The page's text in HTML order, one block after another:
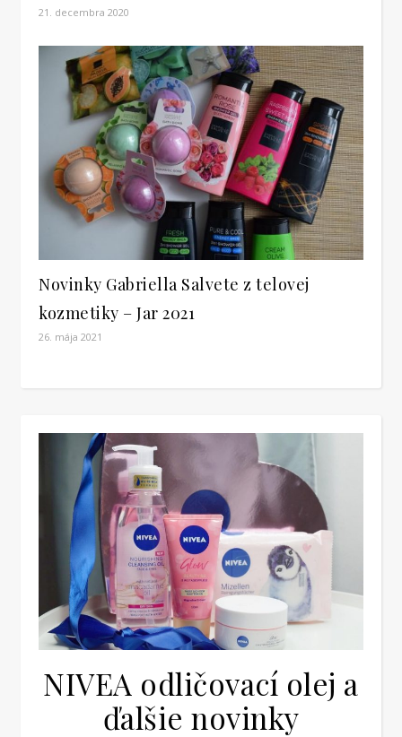
21. decembra 2020
Novinky Gabriella Salvete z telovej
kozmetiky – Jar 2021
26. mája 2021
NIVEA odličovací olej a
ďalšie novinky